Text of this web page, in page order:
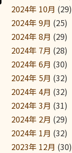
2024年 10月 (29)
2024年 9月 (25)
2024年 8月 (29)
2024年 7月 (28)
2024年 6月 (30)
2024年 5月 (32)
2024年 4月 (32)
2024年 3月 (31)
2024年 2月 (29)
2024年 1月 (32)
2023年 12月 (30)